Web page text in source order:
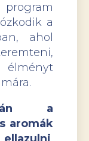
a
ahol
a
aromák